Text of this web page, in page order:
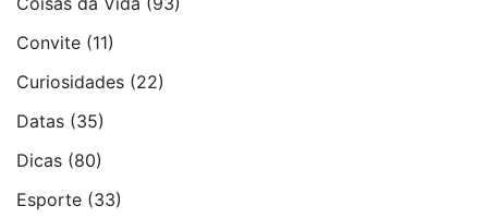
Convite (11)
Curiosidades (22)
Datas (35)
Dicas (80)
Esporte (33)